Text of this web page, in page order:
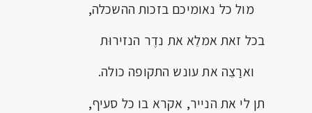
מול כל נאומיכם בזכות ההשכלה,
בכל זאת אמלֵא את נדֶר הנזירוּת
וארַצֵה את עונש התקופה כולה.
תן לי את הנייר, אקרא בו כל סעיף,